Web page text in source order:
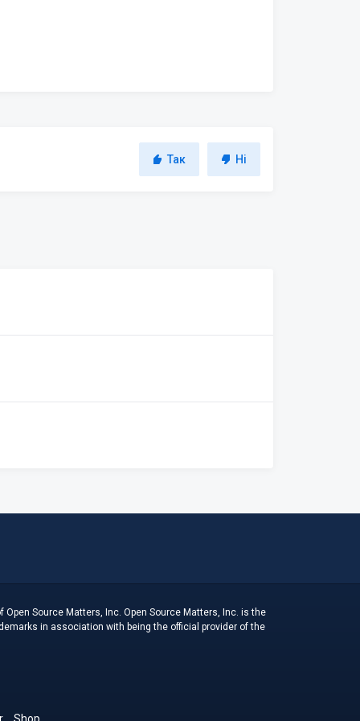
Так Ні
Source Matters, Inc. Open Source Matters, Inc. is the
in association with being the official provider of the